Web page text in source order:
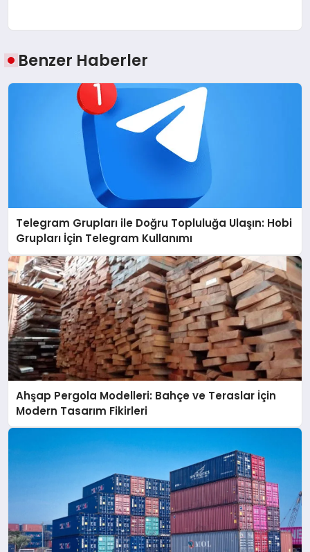
Benzer Haberler
Telegram Grupları ile Doğru Topluluğa Ulaşın: Hobi
Grupları İçin Telegram Kullanımı
Ahşap Pergola Modelleri: Bahçe ve Teraslar İçin
Modern Tasarım Fikirleri